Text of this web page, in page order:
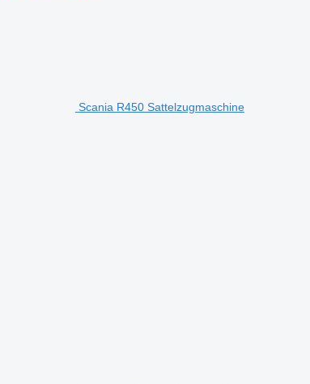
Scania R450 Sattelzugmaschine